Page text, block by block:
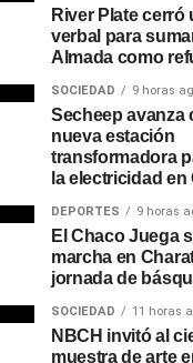
River Plate cerró
verbal para
Almada como
SOCIEDAD 9 horas
Secheep avanza
nueva estación
transformadora
la electricidad en
DEPORTES 9 horas
El Chaco Juega
marcha en
jornada de
SOCIEDAD 11 horas
NBCH invitó al
muestra de arte